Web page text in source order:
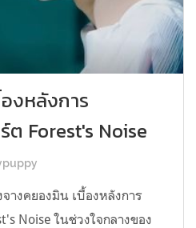
งหลังการ
ต Forest's Noise
างคยองมิน เบื้องหลังการ
Noise ในช่วงใจกลางของ